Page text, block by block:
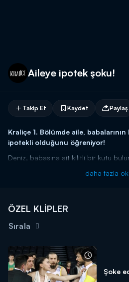
Aileye ipotek şoku!
Takip Et Kaydet Paylaş
Kraliçe 1. Bölümde aile,
ipotekli olduğunu öğreniyor!
Deniz, babasına ait kilitli bir kutu
kağıtları ve çiftliğin ipotek edlidiğini
Kraliçe, her çarşamba saat 20.00'da
daha fazla
ÖZEL KLİPLER
Sırala
Şoke